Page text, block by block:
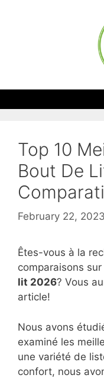
Top 10
Bout De
February 22, 2023
Êtes-vous à la
comparaisons sur
lit 2026? Vous
article!
Nous avons
examiné les
une variété de
confort, nous